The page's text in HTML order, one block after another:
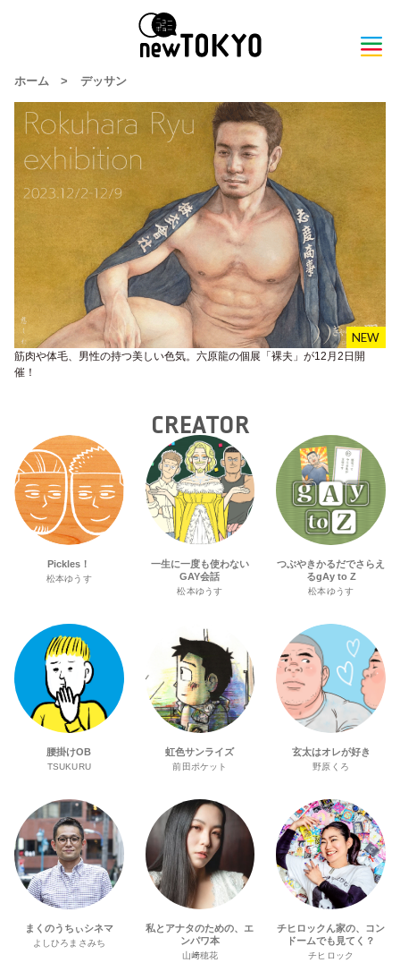
ホーム > デッサン
筋肉や体毛、男性の持つ美しい色気。六原龍の個展「裸夫」が12月2日開
催！
CREATOR
Pickles！
松本ゆうす
一生に一度も使わない
GAY会話
松本ゆうす
つぶやきかるだでさらえ
るgAy to Z
松本ゆうす
腰掛けOB
TSUKURU
虹色サンライズ
前田ポケット
玄太はオレが好き
野原くろ
まくのうちぃシネマ
よしひろまさみち
私とアナタのための、エ
ンパワ本
山﨑穂花
チヒロックん家の、コン
ドームでも見てく？
チヒロック